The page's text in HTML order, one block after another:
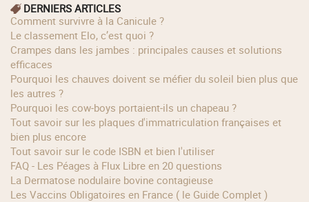
DERNIERS ARTICLES
Comment survivre à la Canicule ?
Le classement Elo, c’est quoi ?
Crampes dans les jambes : principales causes et solutions
efficaces
Pourquoi les chauves doivent se méfier du soleil bien plus que
les autres ?
Pourquoi les cow‑boys portaient‑ils un chapeau ?
Tout savoir sur les plaques d'immatriculation françaises et
bien plus encore
Tout savoir sur le code ISBN et bien l'utiliser
FAQ - Les Péages à Flux Libre en 20 questions
La Dermatose nodulaire bovine contagieuse
Les Vaccins Obligatoires en France ( le Guide Complet )